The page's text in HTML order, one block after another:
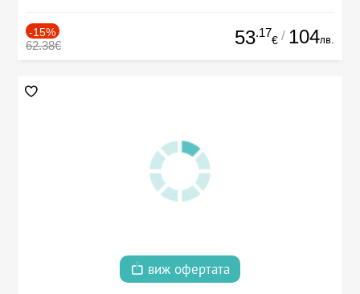
-15%
62.38€ 53.17
€ / 104лв.
виж офертата